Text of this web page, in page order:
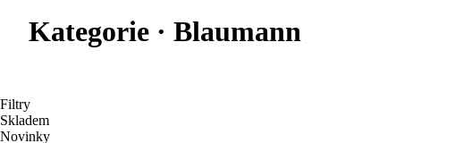
Kategorie · Blaumann
Filtry
Skladem
Novinky